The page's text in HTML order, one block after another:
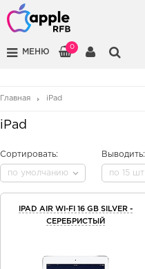
МЕНЮ
0
Главная iPad
iPad
Сортировать:
по умолчанию
Выводить:
по 15 шт
IPAD AIR WI-FI 16 GB SILVER -
СЕРЕБРИСТЫЙ